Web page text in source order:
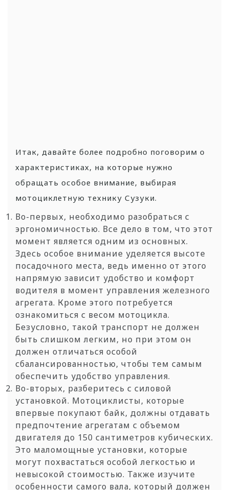
Итак, давайте более подробно поговорим о
характеристиках, на которые нужно
обращать особое внимание, выбирая
мотоциклетную технику Сузуки.
Во-первых, необходимо разобраться с
эргономичностью. Все дело в том, что этот
момент является одним из основных.
Здесь особое внимание уделяется высоте
посадочного места, ведь именно от этого
напрямую зависит удобство и комфорт
водителя в момент управления железного
агрегата. Кроме этого потребуется
ознакомиться с весом мотоцикла.
Безусловно, такой транспорт не должен
быть слишком легким, но при этом он
должен отличаться особой
сбалансированностью, чтобы тем самым
обеспечить удобство управления.
Во-вторых, разберитесь с силовой
установкой. Мотоциклисты, которые
впервые покупают байк, должны отдавать
предпочтение агрегатам с объемом
двигателя до 150 сантиметров кубических.
Это маломощные установки, которые
могут похвастаться особой легкостью и
невысокой стоимостью. Также изучите
особенности самого вала, который должен